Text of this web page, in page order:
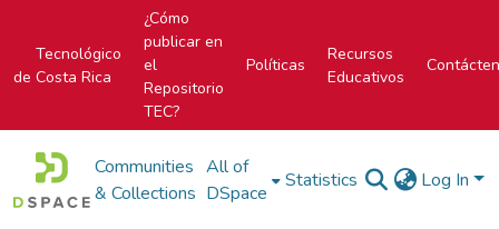
Tecnológico
de Costa Rica
¿Cómo
publicar en
el
Repositorio
TEC?
Políticas
Recursos
Educativos
Communities
& Collections
All of
DSpace
Statistics Log In